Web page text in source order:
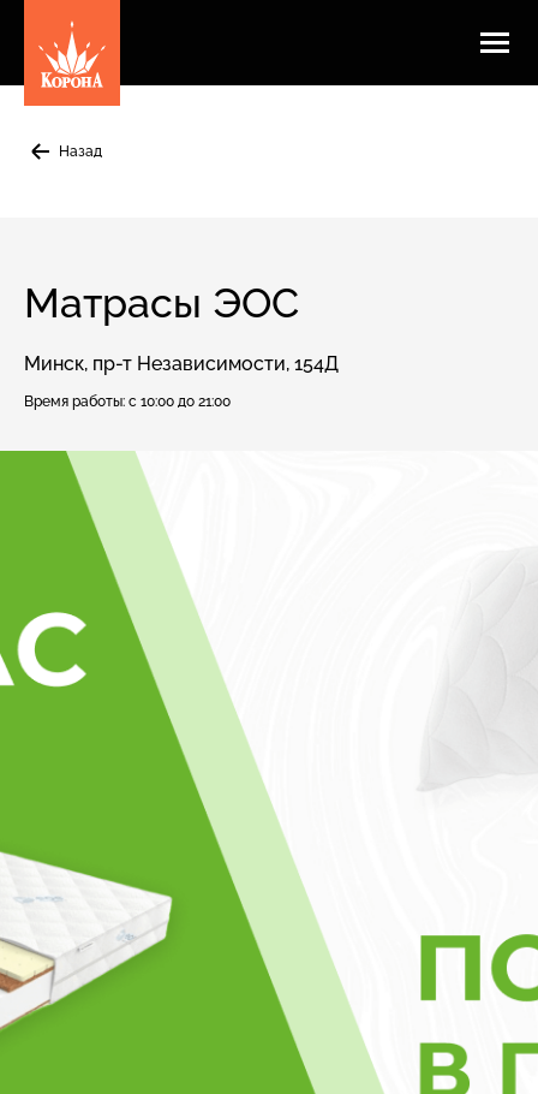
Назад
Матрасы ЭОС
Минск, пр-т Независимости, 154Д
Время работы: с 10:00 до 21:00